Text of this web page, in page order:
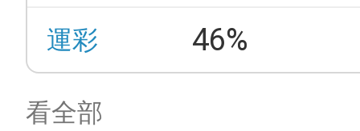
運彩 46%
看全部